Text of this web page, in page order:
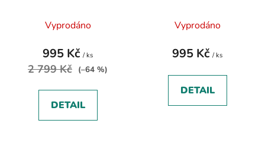
Vyprodáno
995 Kč / ks
2 799 Kč (–64 %)
DETAIL
Vyprodáno
995 Kč / ks
DETAIL